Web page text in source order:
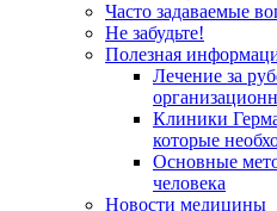
Часто задаваемые
Не забудьте!
Полезная
Лечение за
Клиники
которые
Основные
человека
Новости медицины